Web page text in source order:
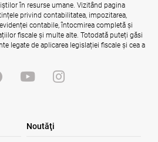
în resurse umane. Vizitând pagina
privind contabilitatea, impozitarea,
contabile, întocmirea completă și
fiscale și multe alte. Totodată puteți găsi
legate de aplicarea legislației fiscale și cea a
Noutăţi